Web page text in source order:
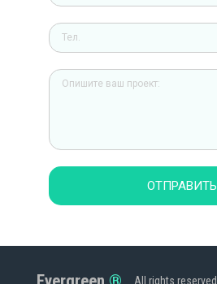
ОТПРАВИТЬ
All rights reserved